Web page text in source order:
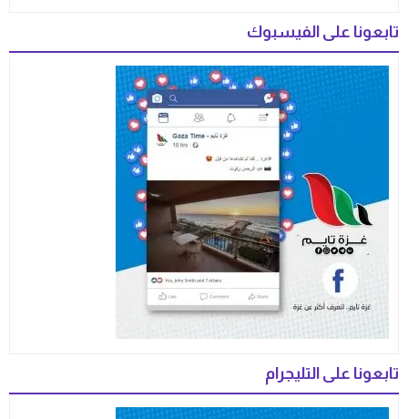
تابعونا على الفيسبوك
تابعونا على التليجرام